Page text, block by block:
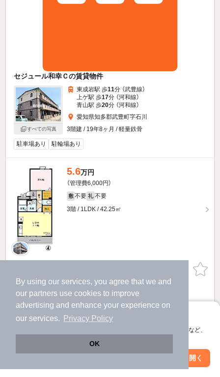
By using our services, you agree that we and
our partners use cookies to improve
advertising and enhance your experience on
our services.
Privacy Policy
OK
アプリに切り替えて、サクサクお部屋探し
会員登録なしですぐ使える。マップ検索やお気に入り保存など、
アプリを開く
セジュール和幸Ｃの賃貸物件
すべての写真
東成岩駅 歩11分 （武豊線）
上ゲ駅 歩17分 （河和線）
青山駅 歩20分 （河和線）
愛知県知多郡武豊町字石川
3階建 / 19年8ヶ月 / 軽量鉄骨
駐車場あり 駐輪場あり
5.6万円
（管理費6,000円）
敷 不要 礼 不要
3階 / 1LDK / 42.25㎡
提供
5.6万円
礼 不要
2階 / 1LDK / 42.25㎡
絞り込み条件を変更